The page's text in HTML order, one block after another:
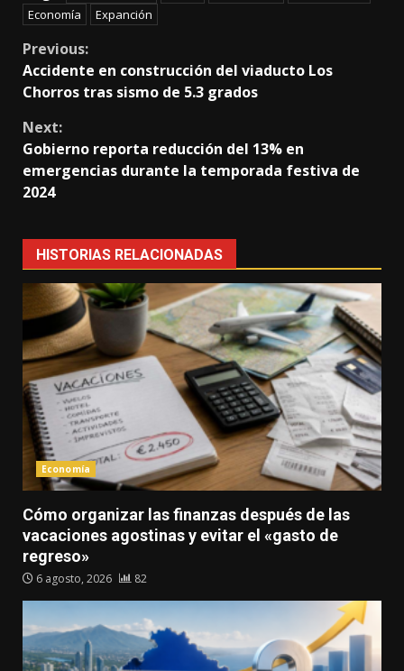
Economía
Expanción
Continue
Reading
Previous:
Accidente en construcción del viaducto Los
Chorros tras sismo de 5.3 grados
Next:
Gobierno reporta reducción del 13% en
emergencias durante la temporada festiva de
2024
HISTORIAS RELACIONADAS
Economía
Cómo organizar las finanzas después de las
vacaciones agostinas y evitar el «gasto de
regreso»
6 agosto, 2026 82